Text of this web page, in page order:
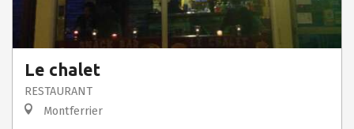
Le chalet
RESTAURANT
Montferrier